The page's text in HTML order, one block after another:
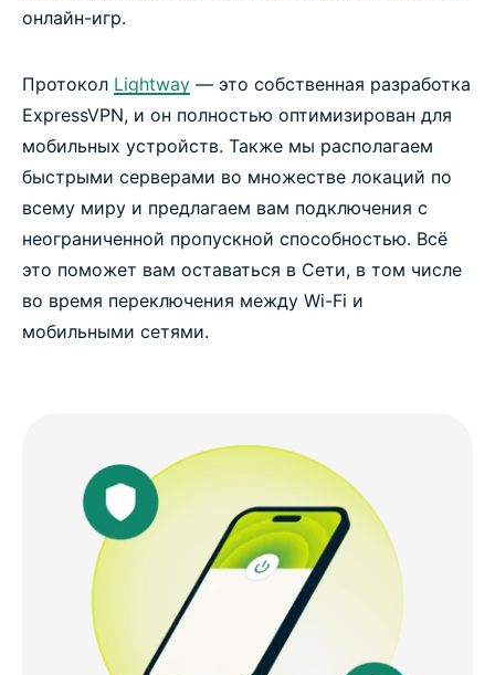
онлайн-игр.
Протокол Lightway — это собственная разработка
ExpressVPN, и он полностью оптимизирован для
мобильных устройств. Также мы располагаем
быстрыми серверами во множестве локаций по
всему миру и предлагаем вам подключения с
неограниченной пропускной способностью. Всё
это поможет вам оставаться в Сети, в том числе
во время переключения между Wi-Fi и
мобильными сетями.